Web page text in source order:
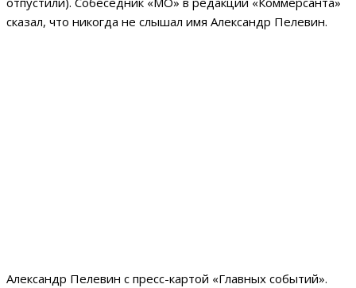
сказал, что никогда не слышал имя Александр Пелевин.
Александр Пелевин с пресс-картой «Главных событий».